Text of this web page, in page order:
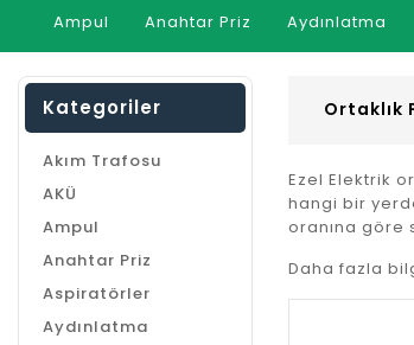
Ampul Anahtar Priz Aydınlatma
Kategoriler
Akım Trafosu
AKÜ
Ampul
Anahtar Priz
Aspiratörler
Aydınlatma
Ortaklık
Ezel Elektrik
hangi bir
oranına göre
Daha fazla